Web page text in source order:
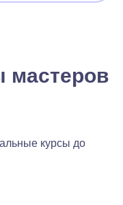
мастеров
курсы до